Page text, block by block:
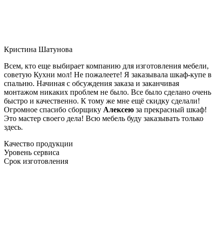
Кристина Шатунова
Всем, кто еще выбирает компанию для изготовления мебели,
советую Кухни мол! Не пожалеете! Я заказывала шкаф-купе в
спальню. Начиная с обсуждения заказа и заканчивая
монтажом никаких проблем не было. Все было сделано очень
быстро и качественно. К тому же мне ещё скидку сделали!
Огромное спасибо сборщику Алексею за прекрасный шкаф!
Это мастер своего дела! Всю мебель буду заказывать только
здесь.
Качество продукции
Уровень сервиса
Срок изготовления